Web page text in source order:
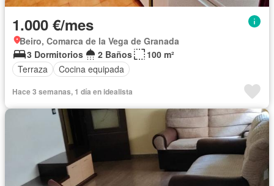
1.000 €/mes
Beiro, Comarca de la Vega de Granada
3 Dormitorios
2 Baños
100 m²
Terraza
Cocina equipada
Hace 3 semanas, 1 día en idealista